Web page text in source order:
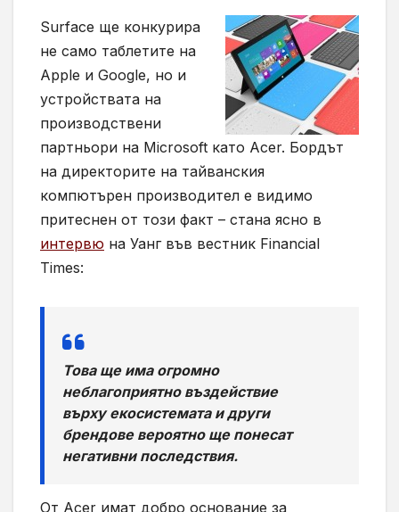
Surface ще конкурира
не само таблетите на
Apple и Google, но и
устройствата на
производствени
партньори на Microsoft като Acer. Бордът
на директорите на тайванския
компютърен производител е видимо
притеснен от този факт – стана ясно в
интервю на Уанг във вестник Financial
Times:
Това ще има огромно
неблагоприятно въздействие
върху екосистемата и други
брендове вероятно ще понесат
негативни последствия.
От Acer имат добро основание за